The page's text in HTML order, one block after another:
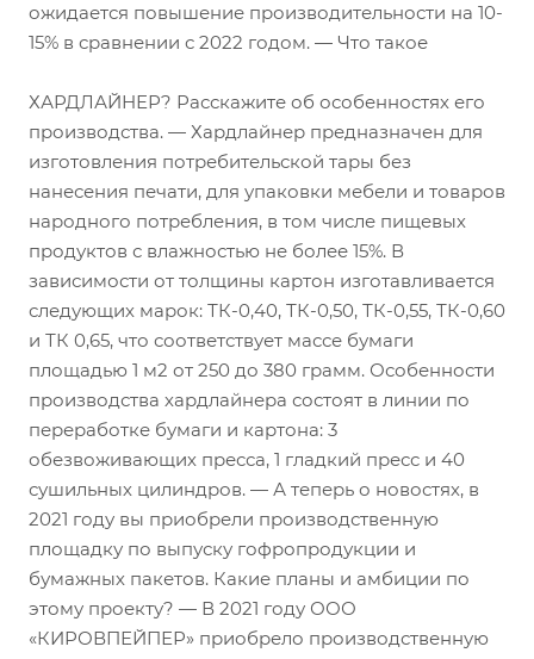
ожидается повышение производительности на 10-
15% в сравнении с 2022 годом. — Что такое
ХАРДЛАЙНЕР? Расскажите об особенностях его
производства. — Хардлайнер предназначен для
изготовления потребительской тары без
нанесения печати, для упаковки мебели и товаров
народного потребления, в том числе пищевых
продуктов с влажностью не более 15%. В
зависимости от толщины картон изготавливается
следующих марок: ТК-0,40, ТК-0,50, ТК-0,55, ТК-0,60
и ТК 0,65, что соответствует массе бумаги
площадью 1 м2 от 250 до 380 грамм. Особенности
производства хардлайнера состоят в линии по
переработке бумаги и картона: 3
обезвоживающих пресса, 1 гладкий пресс и 40
сушильных цилиндров. — А теперь о новостях, в
2021 году вы приобрели производственную
площадку по выпуску гофропродукции и
бумажных пакетов. Какие планы и амбиции по
этому проекту? — В 2021 году ООО
«КИРОВПЕЙПЕР» приобрело производственную